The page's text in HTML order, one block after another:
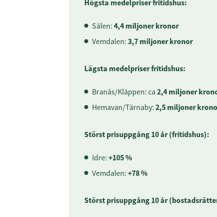
Högsta medelpriser fritidshus:
Sälen: 4,4 miljoner kronor
Vemdalen: 3,7 miljoner kronor
Lägsta medelpriser fritidshus:
Branäs/Kläppen: ca 2,4 miljoner
Hemavan/Tärnaby: 2,5 miljoner
Störst prisuppgång 10 år (fritidshus):
Idre: +105 %
Vemdalen: +78 %
Störst prisuppgång 10 år